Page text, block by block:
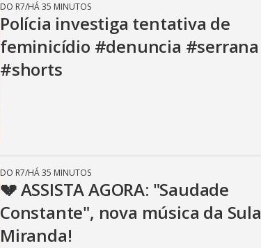
DO R7/HÁ 35 MINUTOS
Polícia investiga tentativa de
feminicídio #denuncia #serrana
#shorts
DO R7/HÁ 35 MINUTOS
💔 ASSISTA AGORA: "Saudade
Constante", nova música da Sula
Miranda!